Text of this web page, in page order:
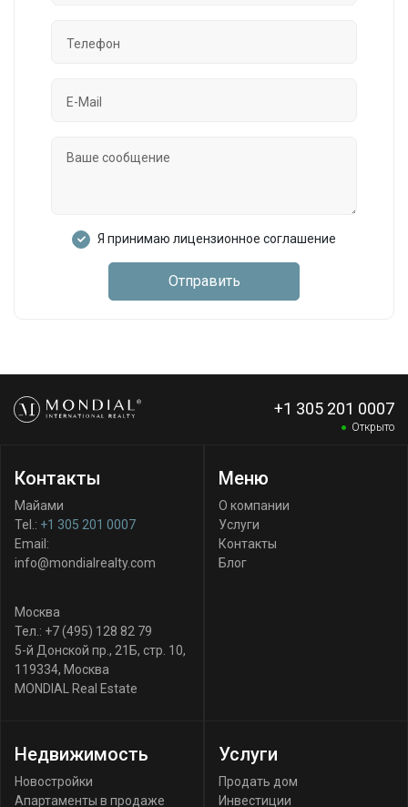
Я принимаю лицензионное соглашение
Отправить
+1 305 201 0007
Открыто
Контакты
Майами
Tel.: +1 305 201 0007
Email:
info@mondialrealty.com
Москва
Тел.: +7 (495) 128 82 79
5-й Донской пр., 21Б, стр. 10,
119334, Москва
MONDIAL Real Estate
Меню
О компании
Услуги
Контакты
Блог
Недвижимость
Новостройки
Апартаменты в продаже
Услуги
Продать дом
Инвестиции